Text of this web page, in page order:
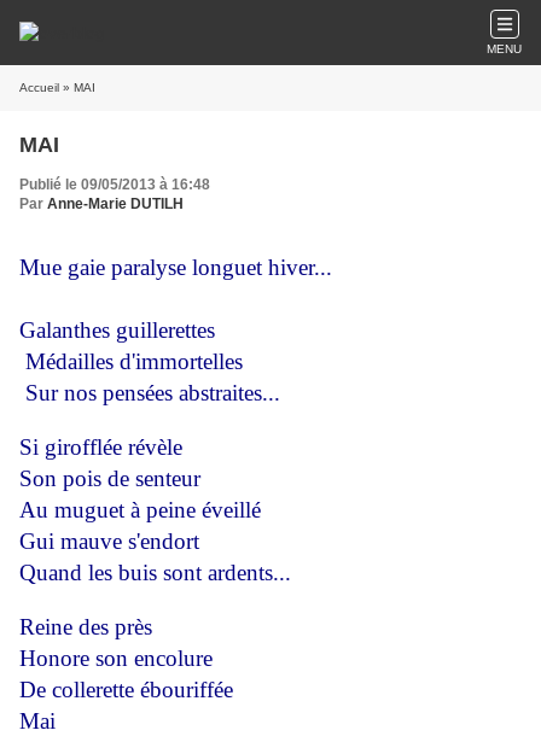
MENU
Accueil » MAI
MAI
Publié le 09/05/2013 à 16:48
Par Anne-Marie DUTILH
Mue gaie paralyse longuet hiver...
Galanthes guillerettes
Médailles d'immortelles
Sur nos pensées abstraites...
Si girofflée révèle
Son pois de senteur
Au muguet à peine éveillé
Gui mauve s'endort
Quand les buis sont ardents...
Reine des près
Honore son encolure
De collerette ébouriffée
Mai